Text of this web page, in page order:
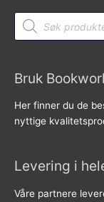
Products
search
Bruk
Her finner du de
nyttige
Levering i
Våre partnere